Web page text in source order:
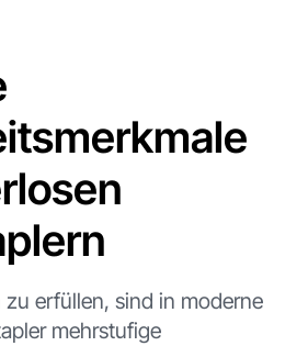
erfüllen, sind in moderne
mehrstufige